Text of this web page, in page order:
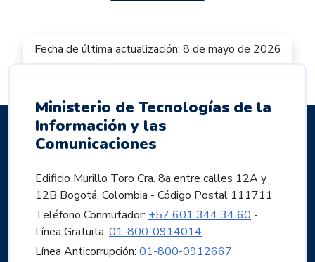
Fecha de última actualización: 8 de mayo de 2026
Ministerio de Tecnologías de la
Información y las
Comunicaciones
Edificio Murillo Toro Cra. 8a entre calles 12A y
12B Bogotá, Colombia - Código Postal 111711
Teléfono Conmutador: +57 601 344 34 60 -
Línea Gratuita: 01-800-0914014
Línea Anticorrupción: 01-800-0912667